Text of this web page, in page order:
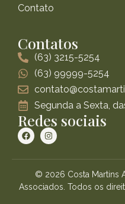
Contato
Contatos
(63) 3215-5254
(63) 99999-5254
Segunda a Sexta,
Redes sociais
© 2026 Costa Martins
Associados. Todos os